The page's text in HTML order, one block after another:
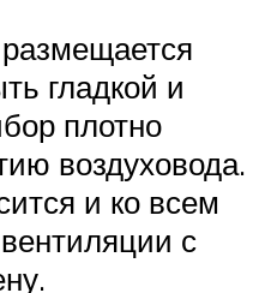
гладкой и
плотно
воздуховода.
и ко всем
с